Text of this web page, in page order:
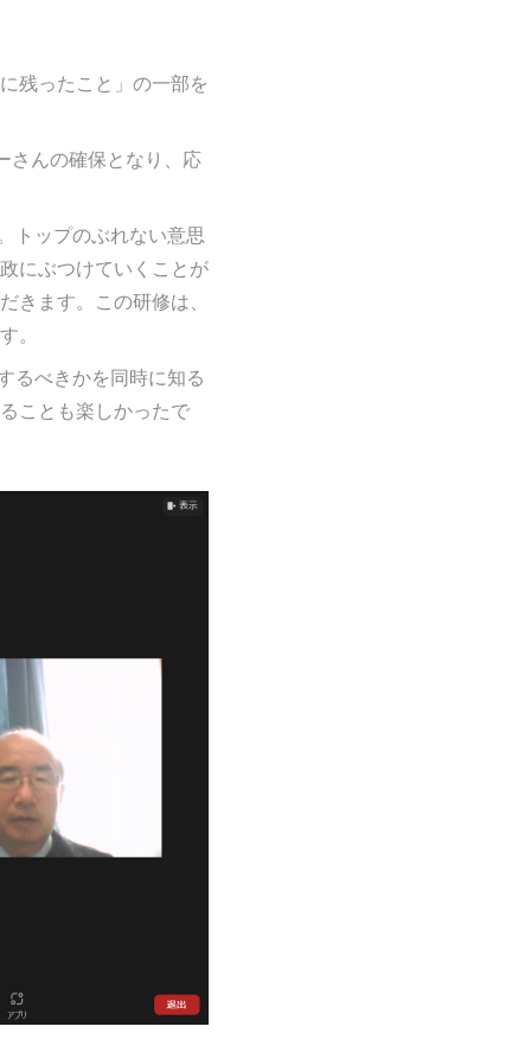
残ったこと」の一部を
さんの確保となり、応
トップのぶれない意思
にぶつけていくことが
ます。この研修は、
。
るべきかを同時に知る
ことも楽しかったで